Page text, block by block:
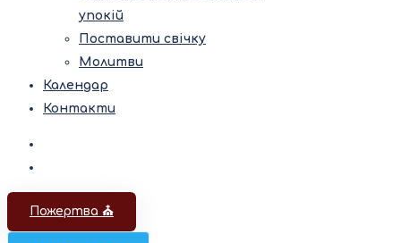
упокій
Поставити свічку
Молитви
Календар
Контакти
Пожертва ⛪️